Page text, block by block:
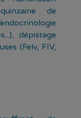
de
dépistage
(Felv, FIV,